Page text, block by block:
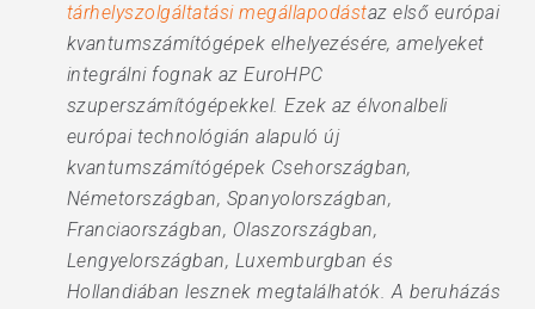
tárhelyszolgáltatási megállapodástaz első európai
kvantumszámítógépek elhelyezésére, amelyeket
integrálni fognak az EuroHPC
szuperszámítógépekkel. Ezek az élvonalbeli
európai technológián alapuló új
kvantumszámítógépek Csehországban,
Németországban, Spanyolországban,
Franciaországban, Olaszországban,
Lengyelországban, Luxemburgban és
Hollandiában lesznek megtalálhatók. A beruházás